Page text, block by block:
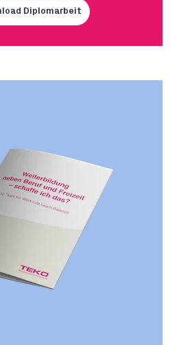
Diplomarbeit